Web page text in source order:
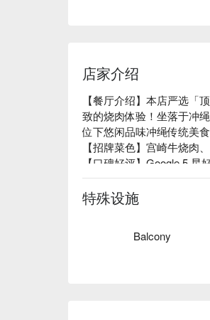
店家介绍
【餐厅介绍】本店严选「
致的烧肉体验！坐落于冲
位下悠闲品味冲绳传统美
【招牌菜色】宫崎牛烧肉
【口碑好评】Google 5
【更多推荐】来冲绳美国
地点超便利：位于人气观
氛围感满分：户外露台座
宵夜最佳选：开到凌晨三
特殊设施
Balcony